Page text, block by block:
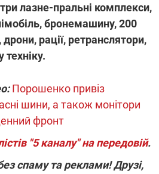
лазне-пральні комплекси,
бронемашину, 200
рації, ретранслятори,
Порошенко привіз
шини, а також монітори
фронт
"5 каналу" на передовій.
спаму та реклами! Друзі,